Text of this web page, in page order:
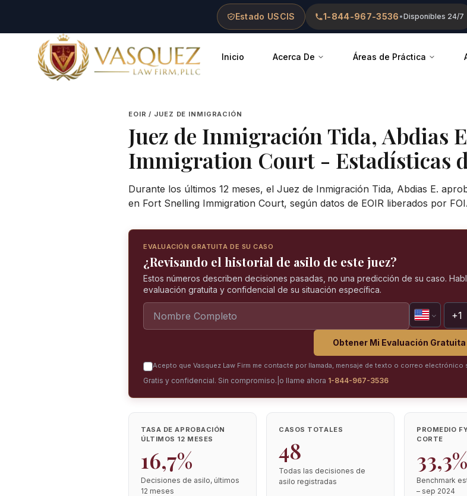
Estado USCIS 1-844-967-3536 •Disponibles 24/7
Vasquez Law Firm - Home
Inicio Acerca De Áreas de Práctica
EOIR / JUEZ DE INMIGRACIÓN
Juez de Inmigración Tida, Abdias
Immigration Court - Estadísticas
Durante los últimos 12 meses, el Juez de Inmigración Tida, Abdias E.
en Fort Snelling Immigration Court, según datos de EOIR liberados por
EVALUACIÓN GRATUITA DE SU CASO
¿Revisando el historial de asilo de este juez?
Estos números describen decisiones pasadas, no una predicción de su caso.
evaluación gratuita y confidencial de su situación específica.
Obtener Mi Evaluación Gratuita
Acepto que Vasquez Law Firm me contacte por llamada, mensaje de texto o correo
Gratis y confidencial. Sin compromiso. o llame ahora 1-844-967-3536
TASA DE APROBACIÓN
ÚLTIMOS 12 MESES
16,7%
Decisiones de asilo, últimos
12 meses
CASOS TOTALES
48
Todas las decisiones de
asilo registradas
PROMEDIO
CORTE
33,3%
Benchmark
– sep 2024